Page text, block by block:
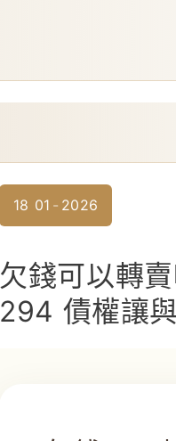
18 01 2026
欠錢可以轉
294 債權讓